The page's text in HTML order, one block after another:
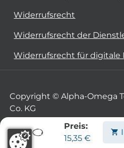
Preis:
15,35€
Widerrufsrecht
Widerrufsrecht der
Widerrufsrecht für digitale
Copyright © Alpha-Omega
Co. KG